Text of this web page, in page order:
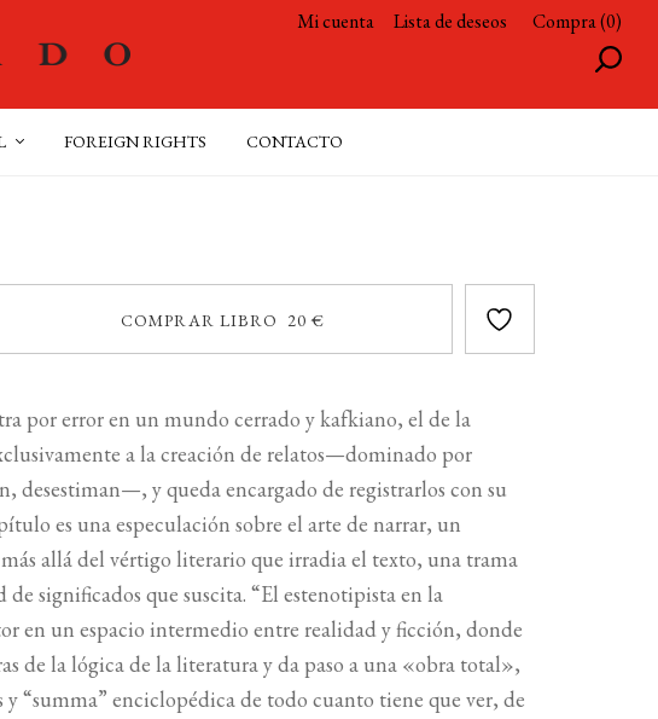
Mi cuenta Lista de deseos Compra (0)
FOREIGN RIGHTS CONTACTO
COMPRAR LIBRO 20 €
por error en un mundo cerrado y kafkiano, el de la
a la creación de relatos—dominado por
desestiman—, y queda encargado de registrarlos con su
es una especulación sobre el arte de narrar, un
allá del vértigo literario que irradia el texto, una trama
significados que suscita. “El estenotipista en la
en un espacio intermedio entre realidad y ficción, donde
de la lógica de la literatura y da paso a una «obra total»,
y “summa” enciclopédica de todo cuanto tiene que ver, de